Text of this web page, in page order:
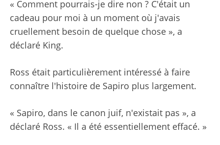
« Comment pourrais-je dire non ? C'était un
cadeau pour moi à un moment où j'avais
cruellement besoin de quelque chose », a
déclaré King.
Ross était particulièrement intéressé à faire
connaître l'histoire de Sapiro plus largement.
« Sapiro, dans le canon juif, n'existait pas », a
déclaré Ross. « Il a été essentiellement effacé. »